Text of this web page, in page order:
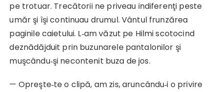
pe trotuar. Trecătorii ne priveau indiferenţi peste
umăr şi îşi continuau drumul. Vântul frunzărea
paginile caietului. L‑am văzut pe Hilmi scotocind
deznădăjduit prin buzunarele pantalonilor şi
muşcându‑şi necontenit buza de jos.
— Opreşte‑te o clipă, am zis, aruncându‑i o privire